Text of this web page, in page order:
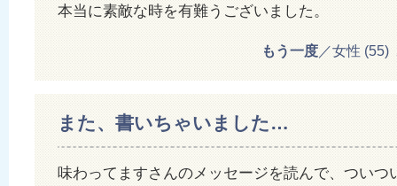
本当に素敵な時を有難うございました。
もう一度／女性 (55)
また、書いちゃいました…
味わってますさんのメッセージを読んで、つい